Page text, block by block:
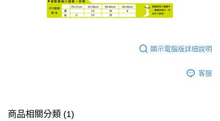
顯示電腦版詳細說明
客服
商品相關分類 (1)